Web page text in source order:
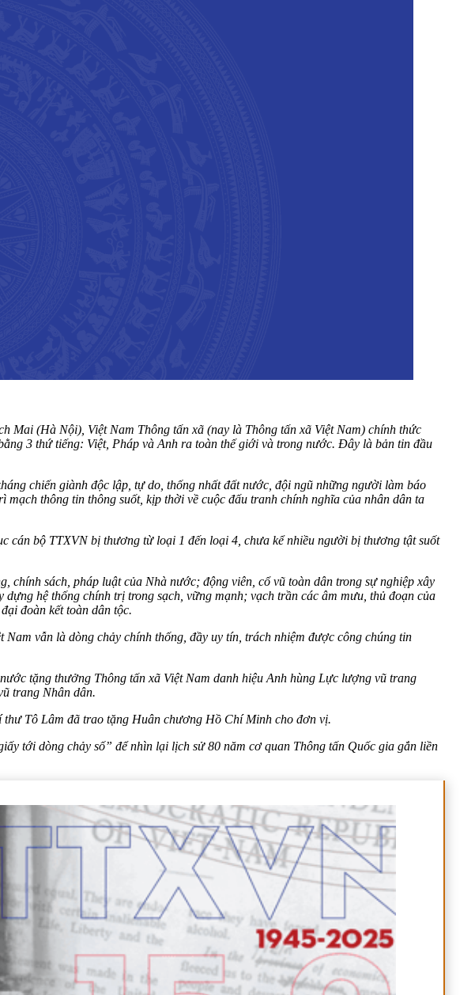
Mai (Hà Nội), Việt Nam Thông tấn xã (nay là Thông tấn xã Việt Nam) chính thức
3 thứ tiếng: Việt, Pháp và Anh ra toàn thế giới và trong nước. Đây là bản tin đầu
chiến giành độc lập, tự do, thống nhất đất nước, đội ngũ những người làm báo
thông tin thông suốt, kịp thời về cuộc đấu tranh chính nghĩa của nhân dân ta
cán bộ TTXVN bị thương từ loại 1 đến loại 4, chưa kể nhiều người bị thương tật suốt
sách, pháp luật của Nhà nước; động viên, cổ vũ toàn dân trong sự nghiệp xây
hệ thống chính trị trong sạch, vững mạnh; vạch trần các âm mưu, thủ đoạn của
đoàn kết toàn dân tộc.
vẫn là dòng chảy chính thống, đầy uy tín, trách nhiệm được công chúng tin
tặng thưởng Thông tấn xã Việt Nam danh hiệu Anh hùng Lực lượng vũ trang
trang Nhân dân.
Tô Lâm đã trao tặng Huân chương Hồ Chí Minh cho đơn vị.
tới dòng chảy số” để nhìn lại lịch sử 80 năm cơ quan Thông tấn Quốc gia gắn liền